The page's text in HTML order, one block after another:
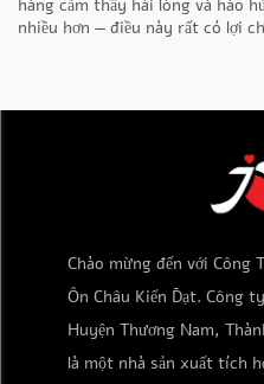
hàng cảm thấy hài lòng và hào
nhiều hơn — điều này rất có lợi
Chào mừng đến với Công
Ôn Châu Kiến Đạt. Công
Huyện Thương Nam,
là một nhà sản xuất tích